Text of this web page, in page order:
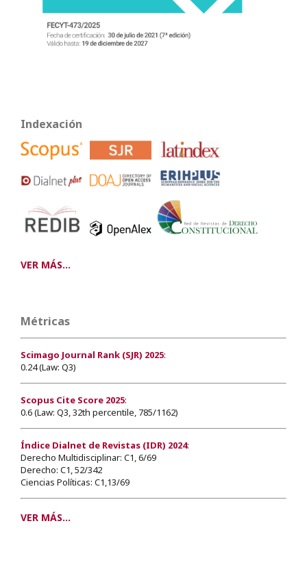
Indexación
VER MÁS...
Métricas
Scimago Journal Rank (SJR) 2025:
0.24 (Law: Q3)
Scopus Cite Score 2025:
0.6 (Law: Q3, 32th percentile, 785/1162)
Índice Dialnet de Revistas (IDR) 2024:
Derecho Multidisciplinar: C1, 6/69
Derecho: C1, 52/342
Ciencias Políticas: C1,13/69
VER MÁS...